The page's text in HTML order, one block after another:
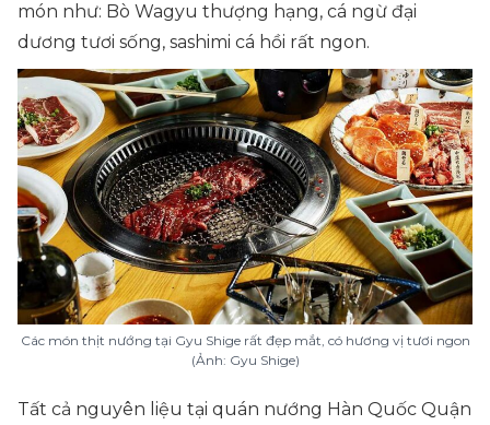
món như: Bò Wagyu thượng hạng, cá ngừ đại
dương tươi sống, sashimi cá hồi rất ngon.
Các món thịt nướng tại Gyu Shige rất đẹp mắt, có hương vị tươi ngon
(Ảnh: Gyu Shige)
Tất cả nguyên liệu tại quán nướng Hàn Quốc Quận